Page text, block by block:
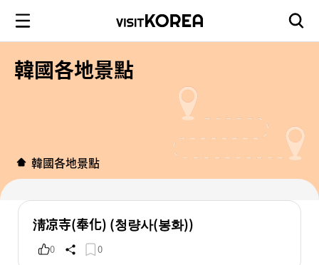
韓國各地景點
韓國各地景點
淸凉寺(奉化) (청량사(봉화))
0 0